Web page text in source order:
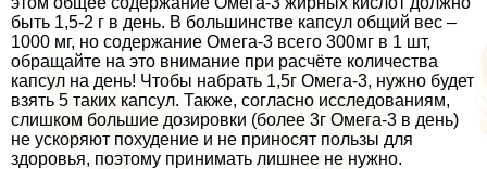
быть 1,5-2 г в день. В большинстве капсул общий вес –
1000 мг, но содержание Омега-3 всего 300мг в 1 шт,
обращайте на это внимание при расчёте количества
капсул на день! Чтобы набрать 1,5г Омега-3, нужно будет
взять 5 таких капсул. Также, согласно исследованиям,
слишком большие дозировки (более 3г Омега-3 в день)
не ускоряют похудение и не приносят пользы для
здоровья, поэтому принимать лишнее не нужно.